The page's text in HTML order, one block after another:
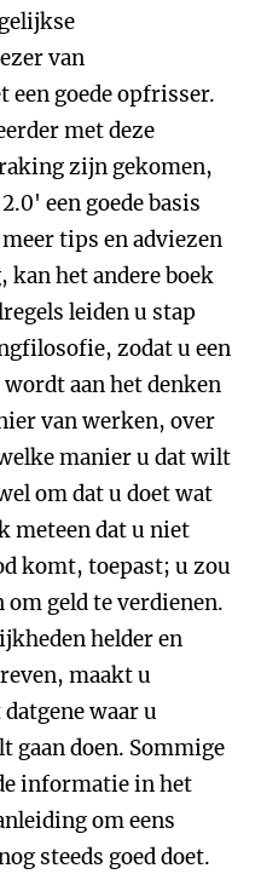
van
goede opfrisser.
met deze
zijn gekomen,
een goede basis
tips en adviezen
het andere boek
leiden u stap
zodat u een
wordt aan het denken
van werken, over
manier u dat wilt
om dat u doet wat
meteen dat u niet
komt, toepast; u zou
geld te verdienen.
helder en
maakt u
waar u
gaan doen. Sommige
informatie in het
om eens
steeds goed doet.